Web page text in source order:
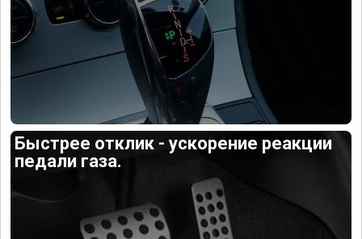
Быстрее отклик - ускорение реакции
педали газа.